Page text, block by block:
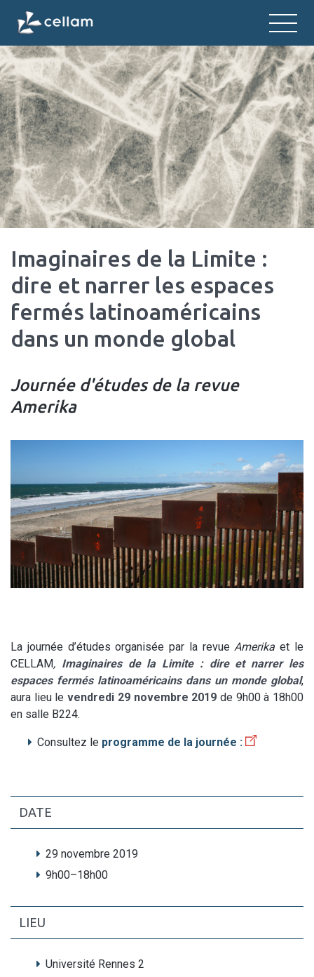
CELLAM
Centre d'études des langues et
Imaginaires de la Limite :
dire et narrer les espaces
fermés latinoaméricains
dans un monde global
Journée d'études de la revue
Amerika
La journée d’études organisée par la revue Amerikaet le
CELLAM, Imaginaires de la Limite : dire et narrer les
espaces fermés latinoaméricains dans un monde global,
aura lieu levendredi 29 novembre 2019 de 9h00 à 18h00
en salle B224.
Consultez le programme de la journée :
DATE
29 novembre 2019
9h00–18h00
LIEU
Université Rennes 2